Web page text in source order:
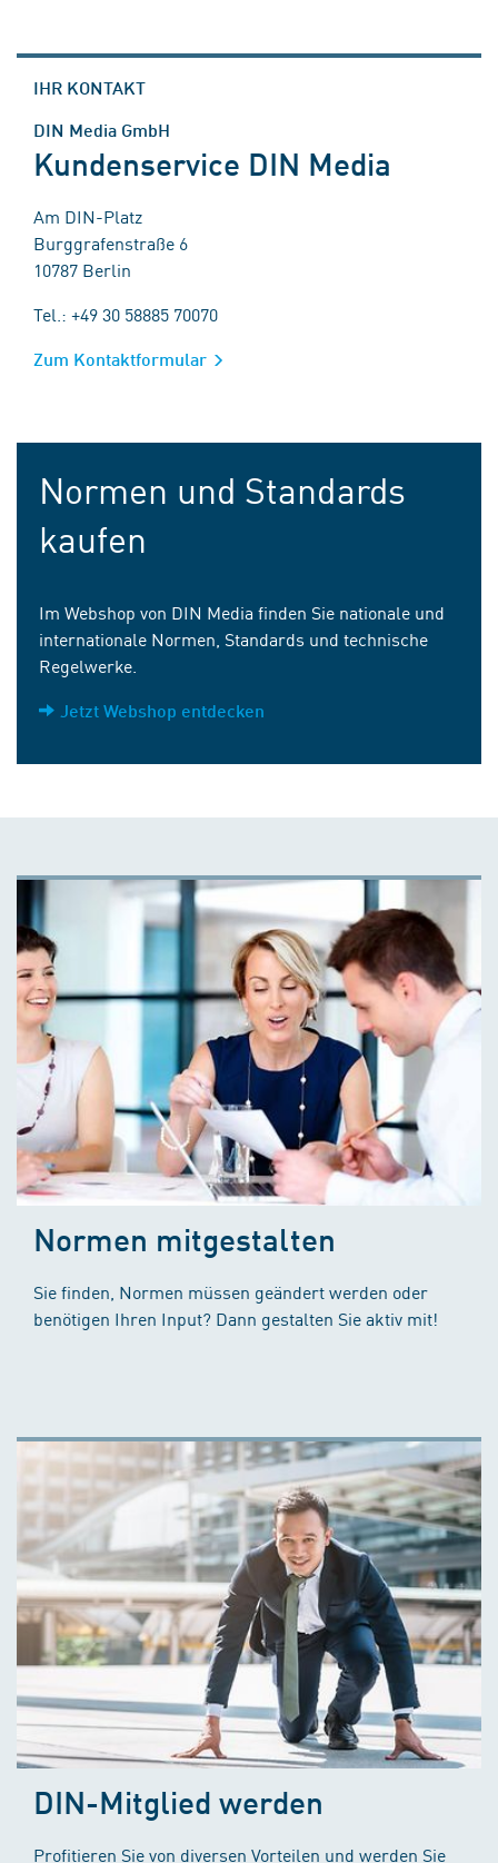
IHR KONTAKT
DIN Media GmbH
Kundenservice DIN Media
Am DIN-Platz
Burggrafenstraße 6
10787 Berlin
Tel.: +49 30 58885 70070
Zum Kontaktformular
Normen und Standards
kaufen
Im Webshop von DIN Media finden Sie nationale und
internationale Normen, Standards und technische
Regelwerke.
Jetzt Webshop entdecken
Normen mitgestalten
Sie finden, Normen müssen geändert werden oder
benötigen Ihren Input? Dann gestalten Sie aktiv mit!
DIN-Mitglied werden
Profitieren Sie von diversen Vorteilen und werden Sie